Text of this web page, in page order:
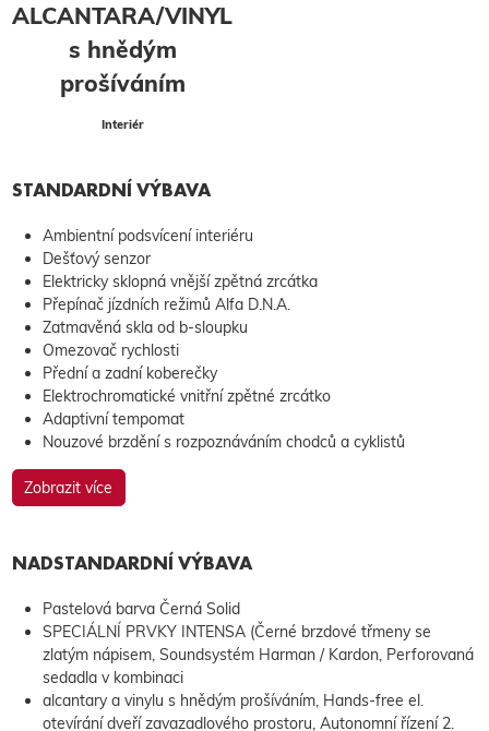
ALCANTARA/VINYL
s hnědým
prošíváním
Interiér
STANDARDNÍ VÝBAVA
Ambientní podsvícení interiéru
Dešťový senzor
Elektricky sklopná vnější zpětná zrcátka
Přepínač jízdních režimů Alfa D.N.A.
Zatmavěná skla od b-sloupku
Omezovač rychlosti
Přední a zadní koberečky
Elektrochromatické vnitřní zpětné zrcátko
Adaptivní tempomat
Nouzové brzdění s rozpoznáváním chodců a cyklistů
Zobrazit více
NADSTANDARDNÍ VÝBAVA
Pastelová barva Černá Solid
SPECIÁLNÍ PRVKY INTENSA (Černé brzdové třmeny se
zlatým nápisem, Soundsystém Harman / Kardon, Perforovaná
sedadla v kombinaci
alcantary a vinylu s hnědým prošíváním, Hands-free el.
otevírání dveří zavazadlového prostoru, Autonomní řízení 2.